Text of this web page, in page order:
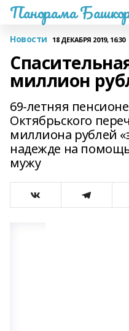
Панорама
Новости 18 ДЕКАБРЯ 2019, 16:30
миллион
69-летняя
Октябрьского
миллиона рублей
надежде на
мужу